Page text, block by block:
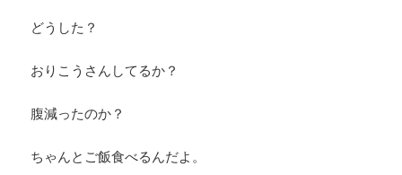
どうした？
おりこうさんしてるか？
腹減ったのか？
ちゃんとご飯食べるんだよ。